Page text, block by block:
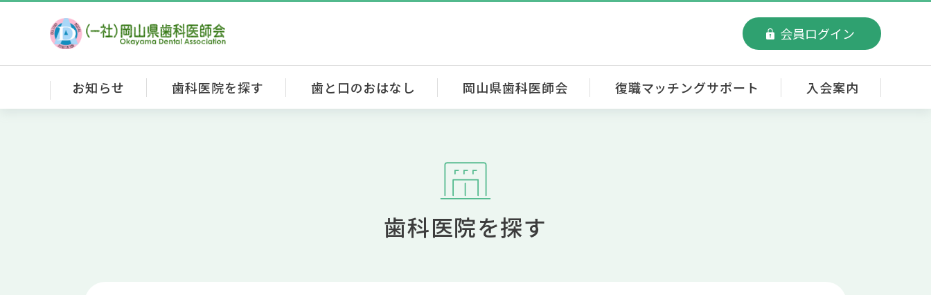
会員ログイン
お知らせ 歯科医院を探す 歯と口のおはなし 岡山県歯科医師会 復職マッチングサポート 入会案内
歯科医院を探す